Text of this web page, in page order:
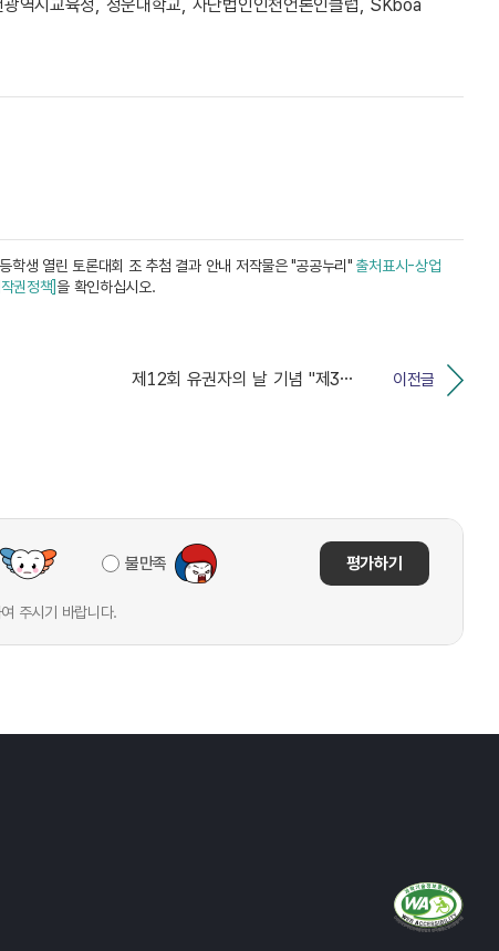
역시교육청, 청운대학교, 사단법인인천언론인클럽, SKboa
학생 열린 토론대회 조 추첨 결과 안내 저작물은 "공공누리" 출처표시-상업
권정책]을 확인하십시오.
이전글
제12회 유권자의 날 기념 "제3회 다가치 디카시 공모...
불만족 평가하기
주시기 바랍니다.